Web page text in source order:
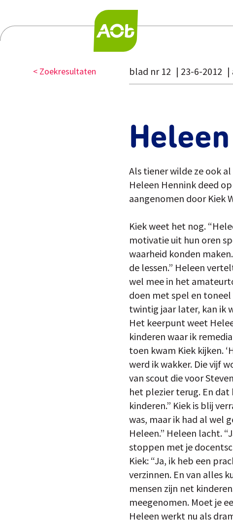
< Zoekresultaten blad nr 12 23-6-2012
Als tiener wilde ze ook
Heleen Hennink deed
aangenomen door Kiek
Kiek weet het nog.
motivatie uit hun oren
waarheid konden
de lessen.” Heleen
wel mee in het
doen met spel en
twintig jaar later, kan ik
Het keerpunt weet
kinderen waar ik
toen kwam Kiek kijken.
werd ik wakker. Die vijf
van scout die voor
het plezier terug. En
kinderen.” Kiek is blij
was, maar ik had al wel
Heleen.” Heleen lacht.
stoppen met je
Kiek: “Ja, ik heb een
verzinnen. En van alles
mensen zijn net
meegenomen. Moet je
Heleen werkt nu als